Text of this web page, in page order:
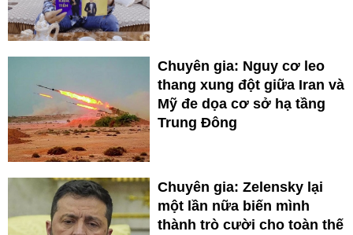
Chuyên gia: Nguy cơ leo
thang xung đột giữa Iran và
Mỹ đe dọa cơ sở hạ tầng
Trung Đông
Chuyên gia: Zelensky lại
một lần nữa biến mình
thành trò cười cho toàn thế